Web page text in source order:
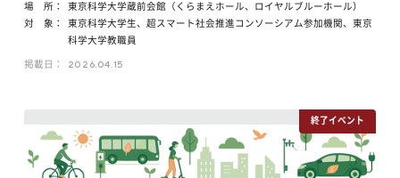
場 所：
東京科学大学蔵前会館（くらまえホール、ロイヤルブルーホール）
対 象：
東京科学大学生、超スマート社会推進コンソーシアム参加機関、東京
科学大学教職員
掲載日： 2026.04.15